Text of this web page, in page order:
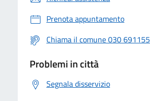
Prenota appuntamento
Chiama il comune 030 691155
Problemi in città
Segnala disservizio